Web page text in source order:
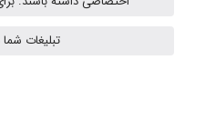
تبلیغات